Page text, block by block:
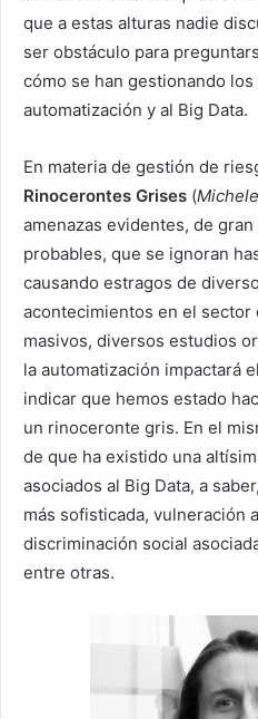
que a estas alturas nadie
ser obstáculo para
cómo se han gestionando
automatización y al Big Data.
En materia de gestión de
Rinocerontes Grises (
amenazas evidentes, de
probables, que se ignoran
causando estragos de
acontecimientos en el sector
masivos, diversos estudios
la automatización impactará
indicar que hemos estado
un rinoceronte gris. En el
de que ha existido una
asociados al Big Data, a
más sofisticada, vulneración
discriminación social
entre otras.